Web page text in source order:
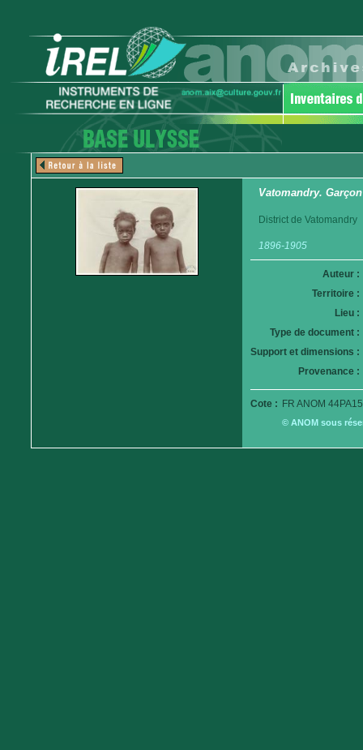
Vatomandry.
District de Vatomandry
1896-1905
Auteur :
Territoire :
Lieu :
Type de document :
Support et dimensions :
Provenance :
Cote : FR ANOM
© ANOM sous